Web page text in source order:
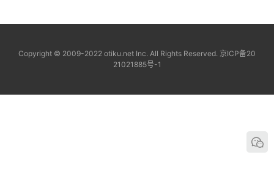
Copyright © 2009-2022 otiku.net Inc. All Rights Reserved. 京ICP备20
21021885号-1